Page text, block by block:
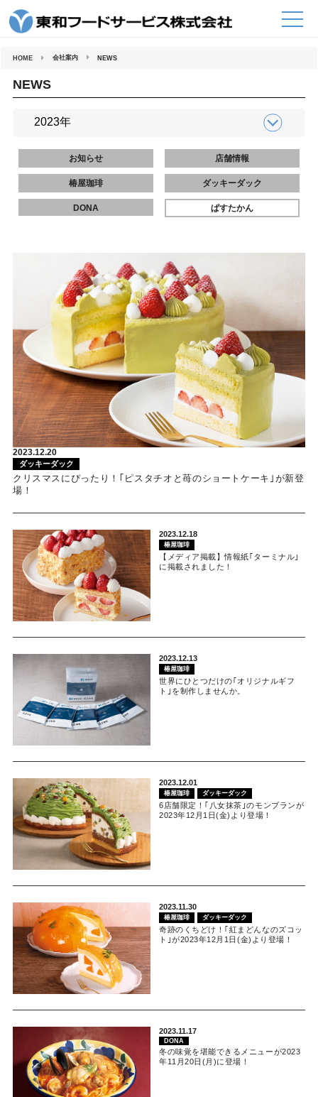
HOME 会社案内 NEWS
NEWS
お知らせ 店舗情報
椿屋珈琲 ダッキーダック
DONA ぱすたかん
2023.12.20
ダッキーダック
クリスマスにぴったり！｢ピスタチオと苺のショートケーキ｣が新登
場！
2023.12.18
椿屋珈琲
【メディア掲載】情報紙｢ターミナル｣
に掲載されました！
2023.12.13
椿屋珈琲
世界にひとつだけの｢オリジナルギフ
ト｣を制作しませんか。
2023.12.01
椿屋珈琲 ダッキーダック
6店舗限定！｢八女抹茶｣のモンブランが
2023年12月1日(金)より登場！
2023.11.30
椿屋珈琲 ダッキーダック
奇跡のくちどけ！｢紅まどんなのズコッ
ト｣が2023年12月1日(金)より登場！
2023.11.17
DONA
冬の味覚を堪能できるメニューが2023
年11月20日(月)に登場！